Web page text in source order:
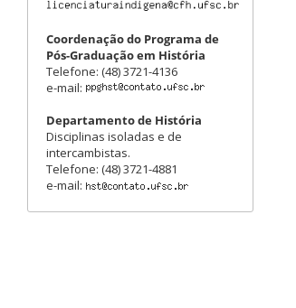
Coordenação do Programa de
Pós-Graduação em História
Telefone: (48) 3721-4136
e-mail:
Departamento de História
Disciplinas isoladas e de
intercambistas.
Telefone: (48) 3721-4881
e-mail: